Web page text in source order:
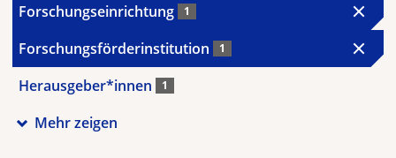
Forschungseinrichtung 1
Forschungsförderinstitution 1
Herausgeber*innen 1
Mehr zeigen